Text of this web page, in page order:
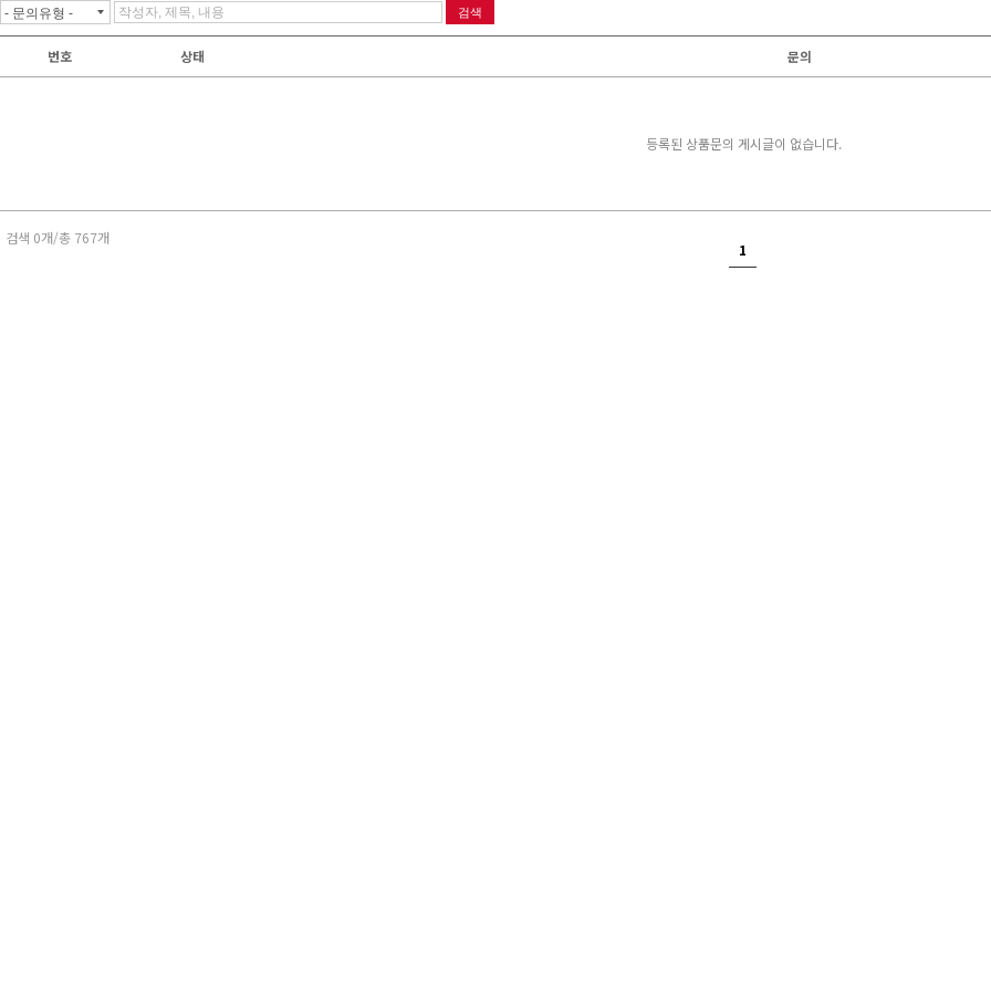
번호 상태 문의
등록된 상품문의 게시글이 없습니다.
검색 0개/총 767개
1